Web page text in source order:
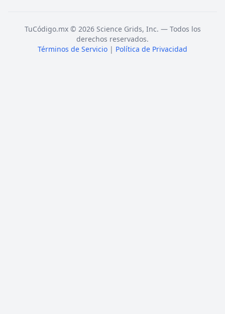
TuCódigo.mx © 2026 Science Grids, Inc. — Todos los
derechos reservados.
Términos de Servicio | Política de Privacidad